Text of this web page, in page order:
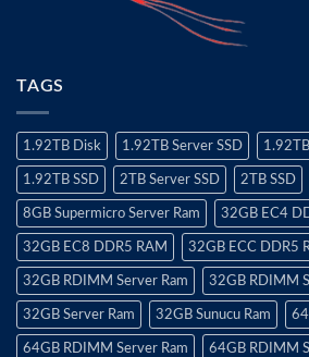
TAGS
1.92TB Disk 1.92TB Server SSD
1.92TB SSD 2TB Server SSD 2TB SSD
8GB Supermicro Server Ram 32GB EC4
32GB EC8 DDR5 RAM 32GB ECC DDR5
32GB RDIMM Server Ram 32GB RDIMM
32GB Server Ram 32GB Sunucu Ram
64GB RDIMM Server Ram 64GB RDIMM